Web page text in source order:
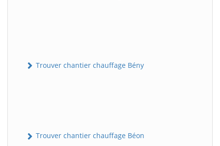
Trouver chantier chauffage Bény
Trouver chantier chauffage Béon